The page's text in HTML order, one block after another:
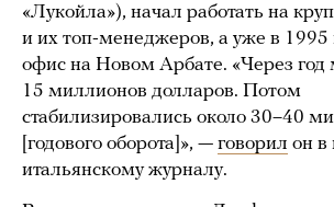
«Лукойла»), начал работать на
и их топ-менеджеров, а уже в 1995
офис на Новом Арбате. «Через год
15 миллионов долларов. Потом
стабилизировались около 30–40
[годового оборота]», — говорил он в
итальянскому журналу.